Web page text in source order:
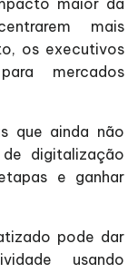
maior da
mais
os executivos
mercados
que ainda não
digitalização
e ganhar
pode dar
usando